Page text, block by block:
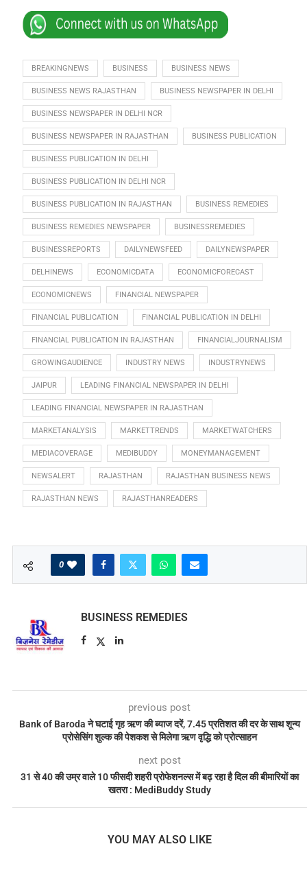
BREAKINGNEWS BUSINESS BUSINESS NEWS
BUSINESS NEWS RAJASTHAN BUSINESS NEWSPAPER IN DELHI
BUSINESS NEWSPAPER IN DELHI NCR
BUSINESS NEWSPAPER IN RAJASTHAN BUSINESS PUBLICATION
BUSINESS PUBLICATION IN DELHI
BUSINESS PUBLICATION IN DELHI NCR
BUSINESS PUBLICATION IN RAJASTHAN BUSINESS REMEDIES
BUSINESS REMEDIES NEWSPAPER BUSINESSREMEDIES
BUSINESSREPORTS DAILYNEWSFEED DAILYNEWSPAPER
DELHINEWS ECONOMICDATA ECONOMICFORECAST
ECONOMICNEWS FINANCIAL NEWSPAPER
FINANCIAL PUBLICATION FINANCIAL PUBLICATION IN DELHI
FINANCIAL PUBLICATION IN RAJASTHAN FINANCIALJOURNALISM
GROWINGAUDIENCE INDUSTRY NEWS INDUSTRYNEWS
JAIPUR LEADING FINANCIAL NEWSPAPER IN DELHI
LEADING FINANCIAL NEWSPAPER IN RAJASTHAN
MARKETANALYSIS MARKETTRENDS MARKETWATCHERS
MEDIACOVERAGE MEDIBUDDY MONEYMANAGEMENT
NEWSALERT RAJASTHAN RAJASTHAN BUSINESS NEWS
RAJASTHAN NEWS RAJASTHANREADERS
0
BUSINESS REMEDIES
previous post
Bank of Baroda ने घटाई गृह ऋण की ब्याज दरें, 7.45 प्रतिशत की दर के साथ शून्य
प्रोसेसिंग शुल्क की पेशकश से मिलेगा ऋण वृद्धि को प्रोत्साहन
next post
31 से 40 की उम्र वाले 10 फीसदी शहरी प्रोफेशनल्स में बढ़ रहा है दिल की बीमारियों का
खतरा : MediBuddy Study
YOU MAY ALSO LIKE